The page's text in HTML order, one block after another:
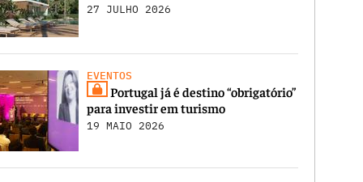
27 JULHO 2026
EVENTOS
Portugal já é destino “obrigatório”
para investir em turismo
19 MAIO 2026